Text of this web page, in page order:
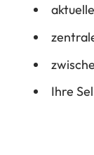
Ihre